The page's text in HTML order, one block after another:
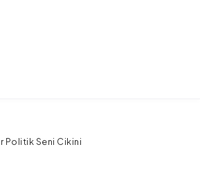
Politik Seni Cikini